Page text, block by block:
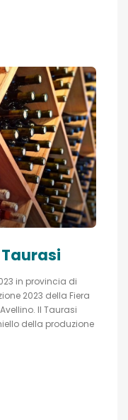
in provincia di
2023 della Fiera
Il Taurasi
della produzione